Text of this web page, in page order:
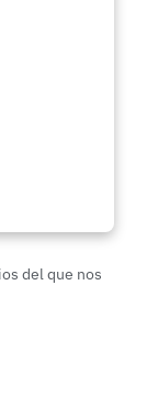
del que nos